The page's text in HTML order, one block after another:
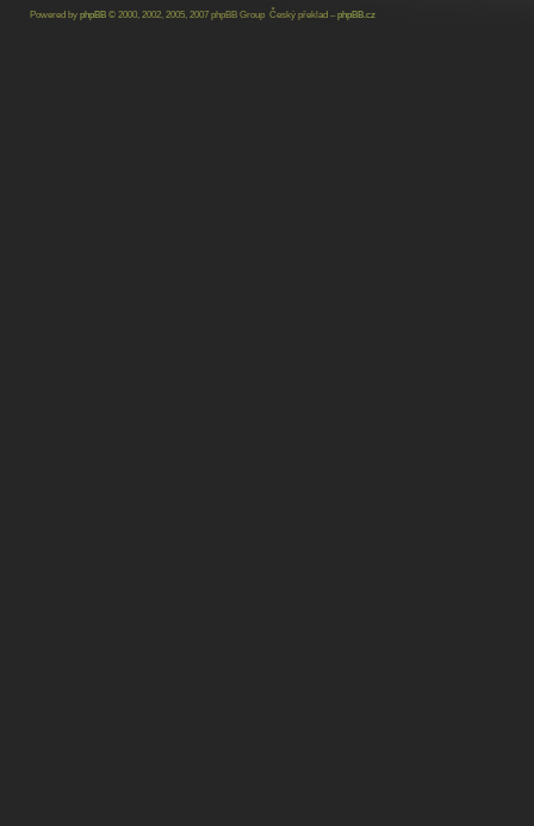
Powered by phpBB © 2000, 2002, 2005, 2007 phpBB Group Český překlad –phpBB.cz